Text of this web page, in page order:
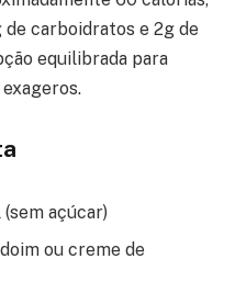
carboidratos e 2g de
equilibrada para
açúcar)
ou creme de